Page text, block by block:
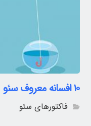
۱۰ افسانه معروف سئو | موارد بی اهمیت
فاکتورهای سئو